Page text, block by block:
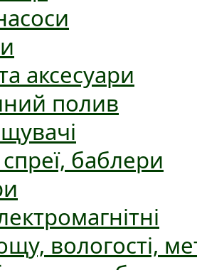
аксесуари
полив
баблери
вологості,